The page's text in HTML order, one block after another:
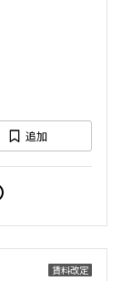
追加
賃料改定